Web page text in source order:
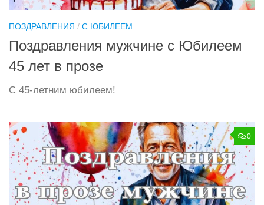
ПОЗДРАВЛЕНИЯ / С ЮБИЛЕЕМ
Поздравления мужчине с Юбилеем
45 лет в прозе
С 45-летним юбилеем!
0